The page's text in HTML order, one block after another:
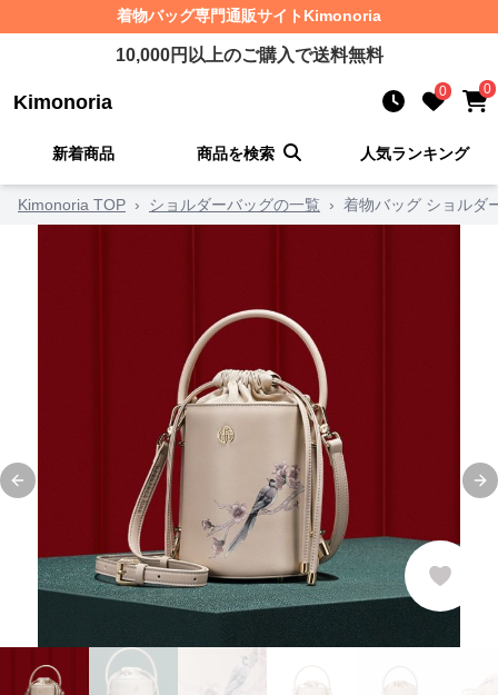
着物バッグ専門通販サイト Kimonoria
10,000円以上のご購入で送料無料
Kimonoria 0 0
新着商品 商品を検索 人気ランキング
Kimonoria TOP › ショルダーバッグの一覧 › 着物バッグ ショルダ
Previous slide